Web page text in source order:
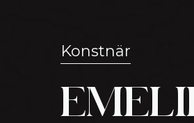
Konstnär